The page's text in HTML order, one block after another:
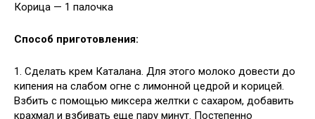
Корица — 1 палочка
Способ приготовления:
1. Сделать крем Каталана. Для этого молоко довести до
кипения на слабом огне с лимонной цедрой и корицей.
Взбить с помощью миксера желтки с сахаром, добавить
крахмал и взбивать еще пару минут. Постепенно